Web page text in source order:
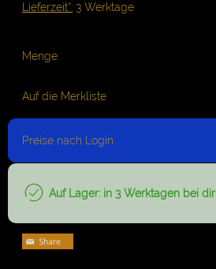
Lieferzeit*: 3 Werktage
Menge:
Auf die Merkliste
Preise nach Login
Auf Lager: in 3 Werktagen bei dir